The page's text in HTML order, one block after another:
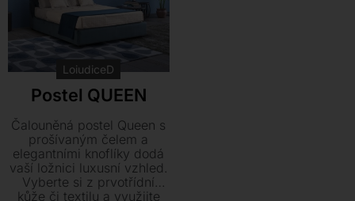
LoiudiceD
Postel QUEEN
Čalouněná postel Queen s
prošívaným čelem a
elegantními knoflíky dodá
vaší ložnici luxusní vzhled.
Vyberte si z prvotřídní
kůže či textilu a využijte